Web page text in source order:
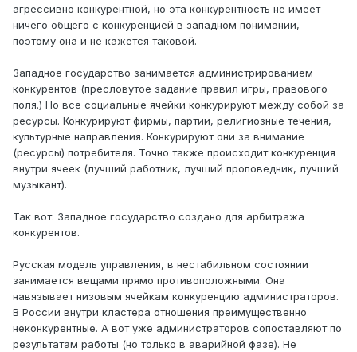
агрессивно конкурентной, но эта конкурентность не имеет
ничего общего с конкуренцией в западном понимании,
поэтому она и не кажется таковой.
Западное государство занимается администрированием
конкурентов (пресловутое задание правил игры, правового
поля.) Но все социальные ячейки конкурируют между собой за
ресурсы. Конкурируют фирмы, партии, религиозные течения,
культурные направления. Конкурируют они за внимание
(ресурсы) потребителя. Точно также происходит конкуренция
внутри ячеек (лучший работник, лучший проповедник, лучший
музыкант).
Так вот. Западное государство создано для арбитража
конкурентов.
Русская модель управления, в нестабильном состоянии
занимается вещами прямо противоположными. Она
навязывает низовым ячейкам конкуренцию администраторов.
В России внутри кластера отношения преимущественно
неконкурентные. А вот уже администраторов сопоставляют по
результатам работы (но только в аварийной фазе). Не